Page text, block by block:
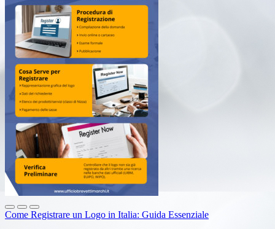
Come Registrare un Logo in Italia: Guida Essenziale